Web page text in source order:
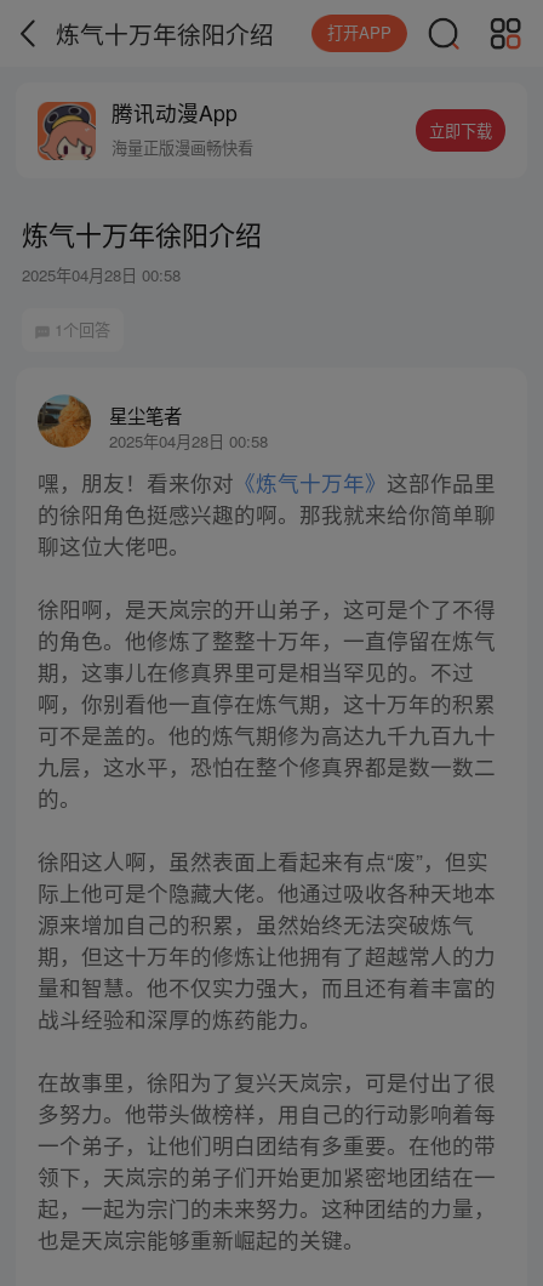
炼气十万年徐阳介绍 打开APP
腾讯动漫App
海量正版漫画畅快看
立即下载
炼气十万年徐阳介绍
2025年04月28日 00:58
1个回答
星尘笔者
2025年04月28日 00:58
嘿，朋友！看来你对 《炼气十万年》 这部作品里
的徐阳角色挺感兴趣的啊。那我就来给你简单聊
聊这位大佬吧。
徐阳啊，是天岚宗的开山弟子，这可是个了不得
的角色。他修炼了整整十万年，一直停留在炼气
期，这事儿在修真界里可是相当罕见的。不过
啊，你别看他一直停在炼气期，这十万年的积累
可不是盖的。他的炼气期修为高达九千九百九十
九层，这水平，恐怕在整个修真界都是数一数二
的。
徐阳这人啊，虽然表面上看起来有点“废”，但实
际上他可是个隐藏大佬。他通过吸收各种天地本
源来增加自己的积累，虽然始终无法突破炼气
期，但这十万年的修炼让他拥有了超越常人的力
量和智慧。他不仅实力强大，而且还有着丰富的
战斗经验和深厚的炼药能力。
在故事里，徐阳为了复兴天岚宗，可是付出了很
多努力。他带头做榜样，用自己的行动影响着每
一个弟子，让他们明白团结有多重要。在他的带
领下，天岚宗的弟子们开始更加紧密地团结在一
起，一起为宗门的未来努力。这种团结的力量，
也是天岚宗能够重新崛起的关键。